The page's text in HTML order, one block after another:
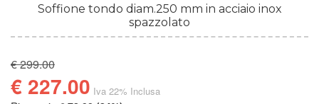
Soffione tondo diam.250 mm in acciaio inox
spazzolato
€ 299.00
€ 227.00 Iva 22% Inclusa